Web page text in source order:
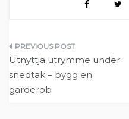
)
o
Inläggsnavigering
Utnyttja utrymme under
snedtak – bygg en
garderob